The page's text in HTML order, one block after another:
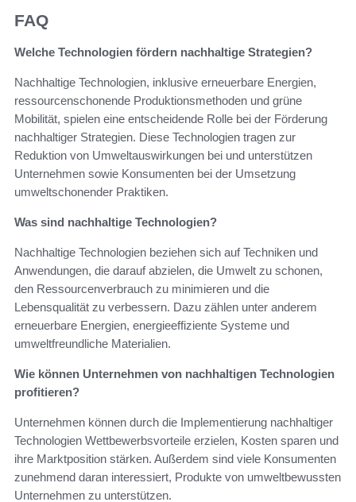
FAQ
Welche Technologien fördern nachhaltige Strategien?
Nachhaltige Technologien, inklusive erneuerbare Energien,
ressourcenschonende Produktionsmethoden und grüne
Mobilität, spielen eine entscheidende Rolle bei der Förderung
nachhaltiger Strategien. Diese Technologien tragen zur
Reduktion von Umweltauswirkungen bei und unterstützen
Unternehmen sowie Konsumenten bei der Umsetzung
umweltschonender Praktiken.
Was sind nachhaltige Technologien?
Nachhaltige Technologien beziehen sich auf Techniken und
Anwendungen, die darauf abzielen, die Umwelt zu schonen,
den Ressourcenverbrauch zu minimieren und die
Lebensqualität zu verbessern. Dazu zählen unter anderem
erneuerbare Energien, energieeffiziente Systeme und
umweltfreundliche Materialien.
Wie können Unternehmen von nachhaltigen Technologien
profitieren?
Unternehmen können durch die Implementierung nachhaltiger
Technologien Wettbewerbsvorteile erzielen, Kosten sparen und
ihre Marktposition stärken. Außerdem sind viele Konsumenten
zunehmend daran interessiert, Produkte von umweltbewussten
Unternehmen zu unterstützen.